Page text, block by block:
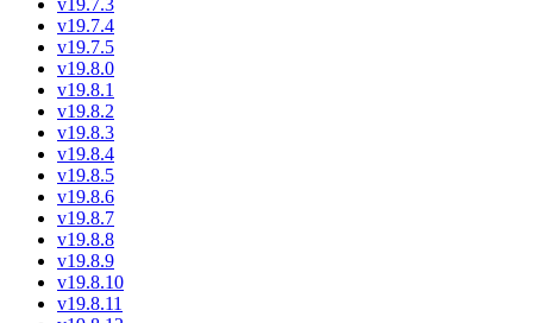
v19.7.4
v19.7.5
v19.8.0
v19.8.1
v19.8.2
v19.8.3
v19.8.4
v19.8.5
v19.8.6
v19.8.7
v19.8.8
v19.8.9
v19.8.10
v19.8.11